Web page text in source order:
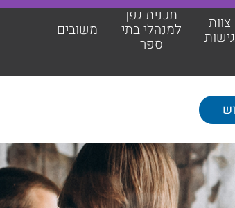
צוות
גישות
תכנית גפן
למנהלי בתי
ספר
משובים
תכנית גפן למנהלי בתי ספר